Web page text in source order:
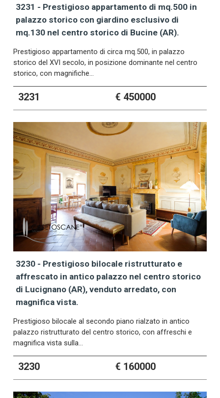
3231 - Prestigioso appartamento di mq.500 in
palazzo storico con giardino esclusivo di
mq.130 nel centro storico di Bucine (AR).
Prestigioso appartamento di circa mq.500, in palazzo
storico del XVI secolo, in posizione dominante nel centro
storico, con magnifiche…
3231 € 450000
3230 - Prestigioso bilocale ristrutturato e
affrescato in antico palazzo nel centro storico
di Lucignano (AR), venduto arredato, con
magnifica vista.
Prestigioso bilocale al secondo piano rialzato in antico
palazzo ristrutturato del centro storico, con affreschi e
magnifica vista sulla…
3230 € 160000